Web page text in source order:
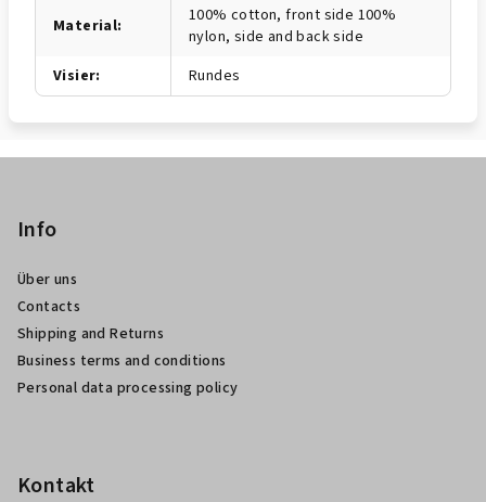
Material:
100% cotton, front side 100%
nylon, side and back side
Visier: Rundes
Info
Über uns
Contacts
Shipping and Returns
Business terms and conditions
Personal data processing policy
Kontakt